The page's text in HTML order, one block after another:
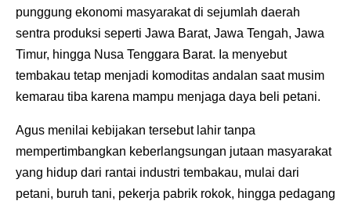
punggung ekonomi masyarakat di sejumlah daerah
sentra produksi seperti Jawa Barat, Jawa Tengah, Jawa
Timur, hingga Nusa Tenggara Barat. Ia menyebut
tembakau tetap menjadi komoditas andalan saat musim
kemarau tiba karena mampu menjaga daya beli petani.
Agus menilai kebijakan tersebut lahir tanpa
mempertimbangkan keberlangsungan jutaan masyarakat
yang hidup dari rantai industri tembakau, mulai dari
petani, buruh tani, pekerja pabrik rokok, hingga pedagang